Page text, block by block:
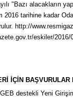
"Bazı alacakların
tarihine kadar
http://
eskiler/
İÇİN BAŞVURULAR
destekli Yeni